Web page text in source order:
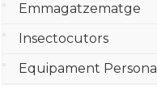
Emmagatzematge
Insectocutors
Equipament Personal